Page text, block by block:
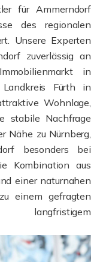
für Ammerndorf
des regionalen
Unsere Experten
zuverlässig an
in
Fürth in
Wohnlage,
stabile Nachfrage
Nähe zu Nürnberg,
besonders bei
Kombination aus
einer naturnahen
einem gefragten